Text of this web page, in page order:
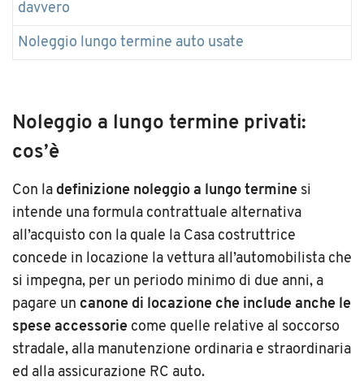
davvero
Noleggio lungo termine auto usate
Noleggio a lungo termine privati:
cos’è
Con la definizione noleggio a lungo termine si
intende una formula contrattuale alternativa
all’acquisto con la quale la Casa costruttrice
concede in locazione la vettura all’automobilista che
si impegna, per un periodo minimo di due anni, a
pagare un canone di locazione che include anche le
spese accessorie come quelle relative al soccorso
stradale, alla manutenzione ordinaria e straordinaria
ed alla assicurazione RC auto.